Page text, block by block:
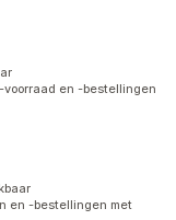
en -bestellingen
en -bestellingen met